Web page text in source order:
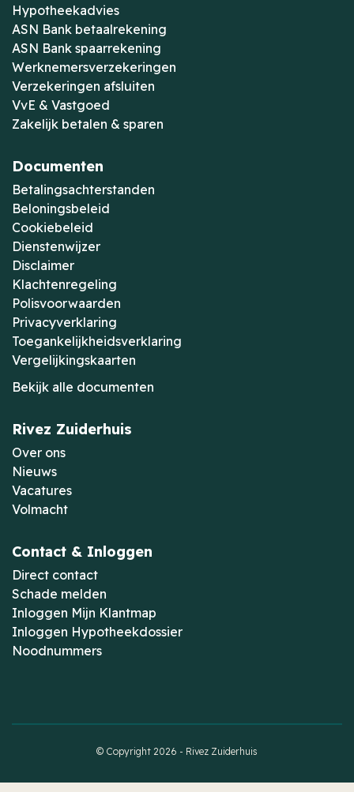
Hypotheekadvies
ASN Bank betaalrekening
ASN Bank spaarrekening
Werknemersverzekeringen
Verzekeringen afsluiten
VvE & Vastgoed
Zakelijk betalen & sparen
Documenten
Betalingsachterstanden
Beloningsbeleid
Cookiebeleid
Dienstenwijzer
Disclaimer
Klachtenregeling
Polisvoorwaarden
Privacyverklaring
Toegankelijkheidsverklaring
Vergelijkingskaarten
Bekijk alle documenten
Rivez Zuiderhuis
Over ons
Nieuws
Vacatures
Volmacht
Contact & Inloggen
Direct contact
Schade melden
Inloggen Mijn Klantmap
Inloggen Hypotheekdossier
Noodnummers
© Copyright 2026 - Rivez Zuiderhuis